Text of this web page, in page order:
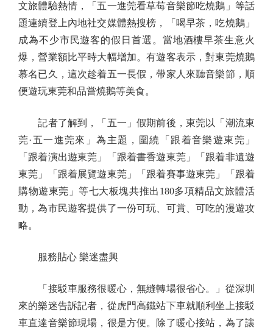
文旅體驗熱情，「五一進莞看草莓音樂節吃燒鵝」等話
題連續登上內地社交媒體熱搜榜，「喝早茶，吃燒鵝」
成為不少市民遊客的假日首選。當地酒樓早茶生意火
爆，營業額比平時大幅增加。有遊客表示，對東莞燒鵝
慕名已久，這次趁着五一長假，帶家人來聽音樂節，順
便遊玩東莞和品嘗燒鵝等美食。
記者了解到，「五一」假期前後，東莞以「潮流東
莞·五一進莞來」為主題，圍繞「跟着音樂遊東莞」
「跟着演出遊東莞」「跟着書香遊東莞」「跟着非遺遊
東莞」「跟着展覽遊東莞」「跟着賽事遊東莞」「跟着
購物遊東莞」等七大板塊共推出180多項精品文旅體活
動，為市民遊客提供了一份可玩、可賞、可吃的漫遊攻
略。
服務貼心 樂迷盡興
「接駁車服務很暖心，無縫轉場很省心。」從深圳
來的樂迷告訴記者，從虎門高鐵站下車就順利坐上接駁
車直達音樂節現場，很是方便。除了暖心接站，為了讓